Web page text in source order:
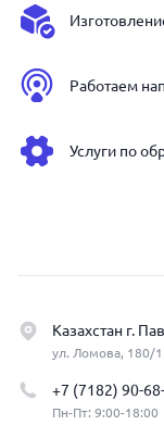
Работаем
Услуги по
Казахстан г.
ул. Ломова, 180/1
+7 (7182) 90-
Пн-Пт: 9:00-18:00